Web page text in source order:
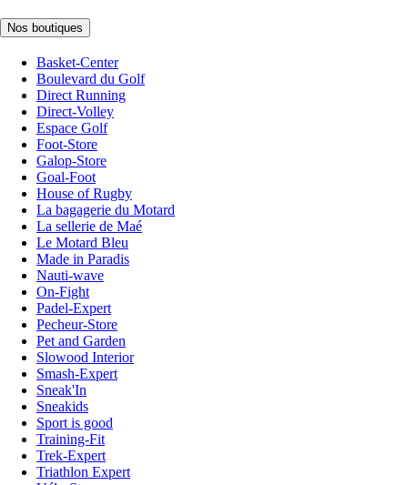
Nos boutiques
Basket-Center
Boulevard du Golf
Direct Running
Direct-Volley
Espace Golf
Foot-Store
Galop-Store
Goal-Foot
House of Rugby
La bagagerie du Motard
La sellerie de Maé
Le Motard Bleu
Made in Paradis
Nauti-wave
On-Fight
Padel-Expert
Pecheur-Store
Pet and Garden
Slowood Interior
Smash-Expert
Sneak'In
Sneakids
Sport is good
Training-Fit
Trek-Expert
Triathlon Expert